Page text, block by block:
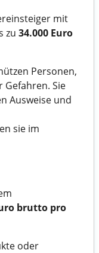
mit
zu 34.000 Euro
Personen,
Gefahren. Sie
Ausweise und
sie im
brutto pro
oder